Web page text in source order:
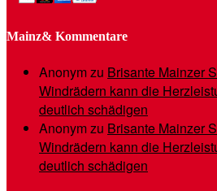
Mainz& Kommentare
Anonymzu Brisante Mainzer
Windrädern kann die
deutlich schädigen
Anonymzu Brisante Mainzer
Windrädern kann die
deutlich schädigen